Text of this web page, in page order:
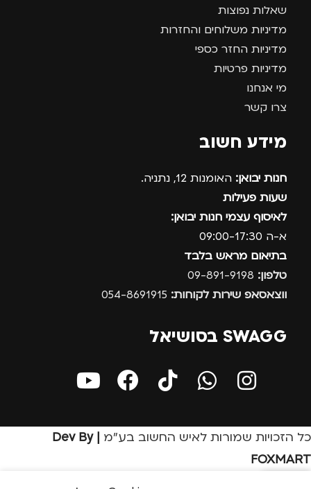
שאלות נפוצות
מדיניות משלוחים והחזרות
מדיניות החזר כספי
מדיניות פרטיות
מי אנחנו
צרו קשר
מידע חשוב
חנות יבואן: האומנות 12, נתניה.
שעות פעילות
לאיסוף עצמי חנות יבואן:
א-ה 09:00-17:30
בתיאום מראש בלבד
טלפון:
ווצאסאפ שירות לקוחות:
SWAGG בסושיאל
כל הזכויות שמורות לאיש החשוב בע״מ
| Dev By
FOXMART